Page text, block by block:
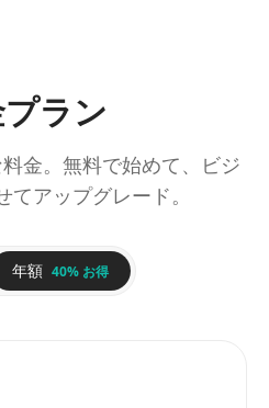
ラン
金。無料で始めて、ビジ
アップグレード。
年額 40% お得